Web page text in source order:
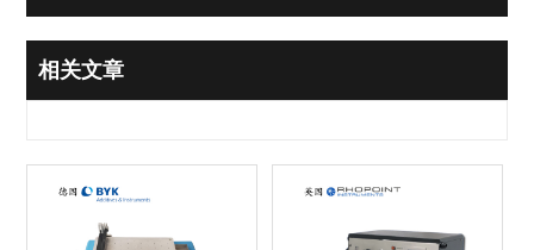
相关文章